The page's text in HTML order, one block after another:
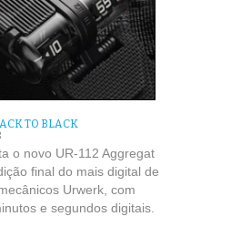
TO BLACK
o novo UR-112 Aggregat
final do mais digital de
Urwerk, com
e segundos digitais.